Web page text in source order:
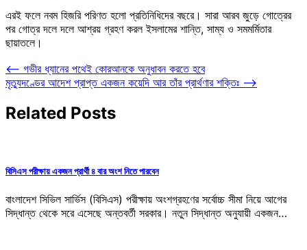
এরই ফলে নবম হিজরি পরিণত হলো প্রতিনিধিদের বছরে। সারা আরব জুড়ে গোত্রের
পর গোত্র দলে দলে আশ্রয় গ্রহণ করল ইসলামের শান্তি, সাম্য ও সমমর্মিতার
ছায়াতলে।
Post
navigation
⟵ গভীর ধ্যানের পথেই কোরআনকে অনুধাবন করতে হবে
মৃত্যুদণ্ডের আদেশ প্রাপ্ত একজন কয়েদি আর তাঁর প্রার্থণার শক্তিঃ ⟶
Related Posts
বিসিএস পরীক্ষায় একজন প্রার্থী ৪ বার অংশ নিতে পারবেন
বাংলাদেশ সিভিল সার্ভিস (বিসিএস) পরীক্ষায় অংশগ্রহণের সর্বোচ্চ সীমা নিয়ে আগের
সিদ্ধান্ত থেকে সরে এসেছে অন্তবর্তী সরকার। নতুন সিদ্ধান্ত অনুযায়ী একজন…